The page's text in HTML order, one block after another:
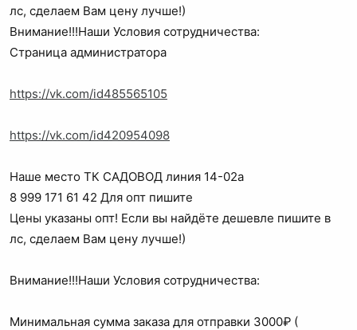
лс, сделаем Вам цену лучше!)
Внимание!!!Наши Условия сотрудничества:
Страница администратора
https://vk.com/id485565105
https://vk.com/id420954098
Наше место ТК САДОВОД линия 14-02а
8 999 171 61 42 Для опт пишите
Цены указаны опт! Если вы найдёте дешевле пишите в
лс, сделаем Вам цену лучше!)
Внимание!!!Наши Условия сотрудничества:
Минимальная сумма заказа для отправки 3000₽ (